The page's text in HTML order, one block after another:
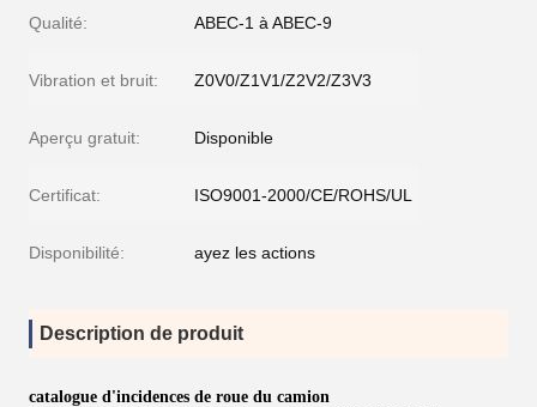
Qualité: ABEC-1 à ABEC-9
Vibration et bruit: Z0V0/Z1V1/Z2V2/Z3V3
Aperçu gratuit: Disponible
Certificat: ISO9001-2000/CE/ROHS/UL
Disponibilité: ayez les actions
Description de produit
catalogue d'incidences de roue du camion